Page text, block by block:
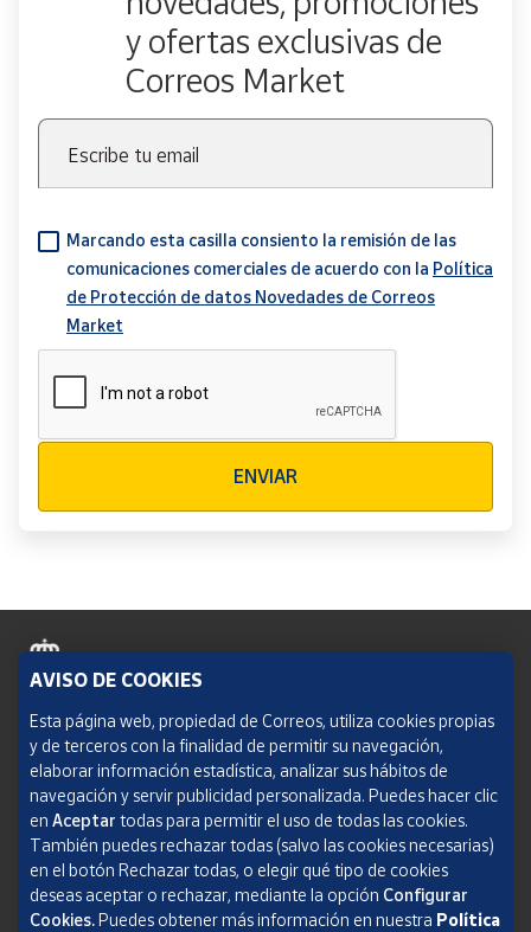
y ofertas exclusivas de
Correos Market
Escribe tu email
Marcando esta casilla consiento la remisión de las
comunicaciones comerciales de acuerdo con la Política
de Protección de datos Novedades de Correos
Market
ENVIAR
Política de cookies
Aviso legal
Condiciones del servicio
Política de Privacidad Web
Informe de transparencia
AVISO DE COOKIES
Esta página web, propiedad de Correos, utiliza cookies propias
y de terceros con la finalidad de permitir su navegación,
elaborar información estadística, analizar sus hábitos de
navegación y servir publicidad personalizada. Puedes hacer clic
en Aceptar todas para permitir el uso de todas las cookies.
También puedes rechazar todas (salvo las cookies necesarias)
en el botón Rechazar todas, o elegir qué tipo de cookies
deseas aceptar o rechazar, mediante la opción Configurar
Cookies.Puedes obtener más información en nuestra Política